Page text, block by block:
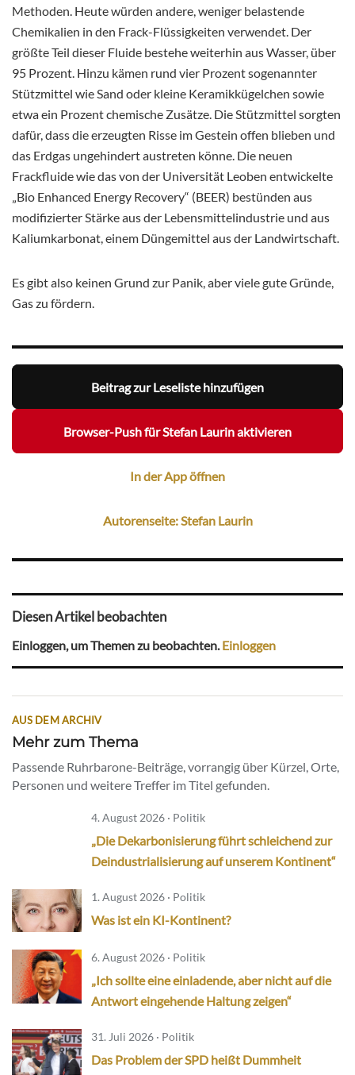
Methoden. Heute würden andere, weniger belastende
Chemikalien in den Frack-Flüssigkeiten verwendet. Der
größte Teil dieser Fluide bestehe weiterhin aus Wasser, über
95 Prozent. Hinzu kämen rund vier Prozent sogenannter
Stützmittel wie Sand oder kleine Keramikkügelchen sowie
etwa ein Prozent chemische Zusätze. Die Stützmittel sorgten
dafür, dass die erzeugten Risse im Gestein offen blieben und
das Erdgas ungehindert austreten könne. Die neuen
Frackfluide wie das von der Universität Leoben entwickelte
„Bio Enhanced Energy Recovery“ (BEER) bestünden aus
modifizierter Stärke aus der Lebensmittelindustrie und aus
Kaliumkarbonat, einem Düngemittel aus der Landwirtschaft.
Es gibt also keinen Grund zur Panik, aber viele gute Gründe,
Gas zu fördern.
Beitrag zur Leseliste hinzufügen
Browser-Push für Stefan Laurin aktivieren
In der App öffnen
Autorenseite: Stefan Laurin
Diesen Artikel beobachten
Einloggen, um Themen zu beobachten. Einloggen
AUS DEM ARCHIV
Mehr zum Thema
Passende Ruhrbarone-Beiträge, vorrangig über Kürzel, Orte,
Personen und weitere Treffer im Titel gefunden.
4. August 2026 · Politik
„Die Dekarbonisierung führt schleichend zur
Deindustrialisierung auf unserem Kontinent“
1. August 2026 · Politik
Was ist ein KI-Kontinent?
6. August 2026 · Politik
„Ich sollte eine einladende, aber nicht auf die
Antwort eingehende Haltung zeigen“
31. Juli 2026 · Politik
Das Problem der SPD heißt Dummheit